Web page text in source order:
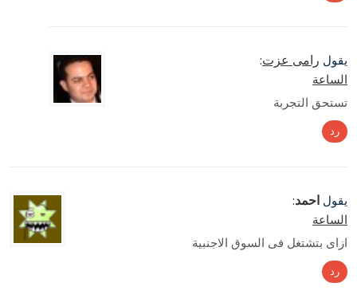
يقول رامى عزت:
الساعة
تستحق التجربة
رد
يقول احمد:
الساعة
ازاى بتشتغل فى السوق الاجنبية
رد